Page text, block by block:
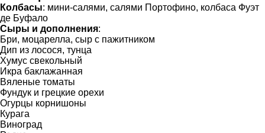
Колбасы: мини-салями, салями Портофино, колбаса Фуэт
де Буфало
Cыры и дополнения:
Бри, моцарелла, сыр с пажитником
Дип из лосося, тунца
Хумус свекольный
Икра баклажанная
Вяленые томаты
Фундук и грецкие орехи
Огурцы корнишоны
Курага
Виноград